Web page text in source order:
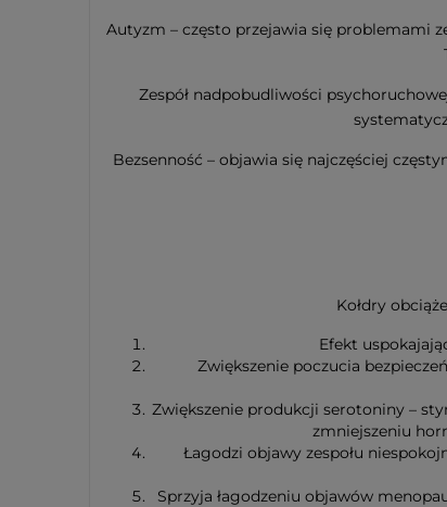
Autyzm – często przejawia się problemami
Zespół nadpobudliwości
Bezsenność – objawia się najczęściej
Kołdry
Efekt
Zwiększenie poczucia
Zwiększenie produkcji serotoniny –
zmniejszeniu
Łagodzi objawy zespołu
Sprzyja łagodzeniu objawów